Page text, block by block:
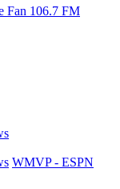
Fan 106.7 FM
WMVP - ESPN